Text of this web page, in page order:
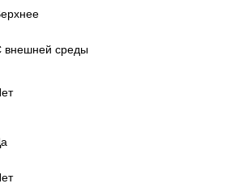
внешней среды